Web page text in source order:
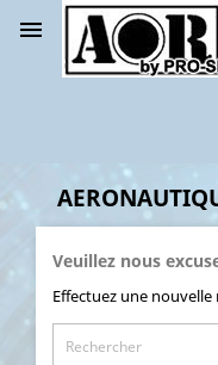

Veuillez nous
Effectuez une nouvelle